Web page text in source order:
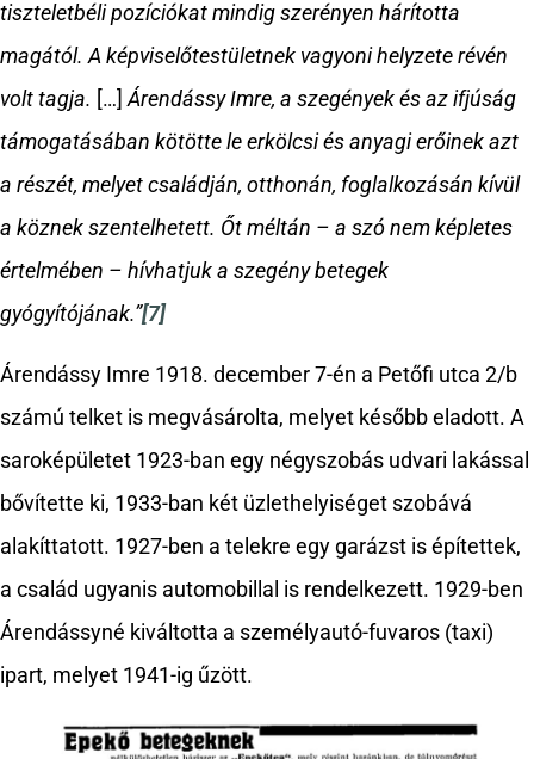
tiszteletbéli pozíciókat mindig szerényen hárította
magától. A képviselőtestületnek vagyoni helyzete révén
volt tagja. […]Árendássy Imre, a szegények és az ifjúság
támogatásában kötötte le erkölcsi és anyagi erőinek azt
a részét, melyet családján, otthonán, foglalkozásán kívül
a köznek szentelhetett. Őt méltán – a szó nem képletes
értelmében – hívhatjuk a szegény betegek
gyógyítójának.”[7]
Árendássy Imre 1918. december 7-én a Petőfi utca 2/b
számú telket is megvásárolta, melyet később eladott. A
saroképületet 1923-ban egy négyszobás udvari lakással
bővítette ki, 1933-ban két üzlethelyiséget szobává
alakíttatott. 1927-ben a telekre egy garázst is építettek,
a család ugyanis automobillal is rendelkezett. 1929-ben
Árendássyné kiváltotta a személyautó-fuvaros (taxi)
ipart, melyet 1941-ig űzött.